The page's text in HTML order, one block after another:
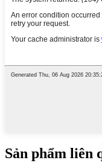
Sản phẩm liên